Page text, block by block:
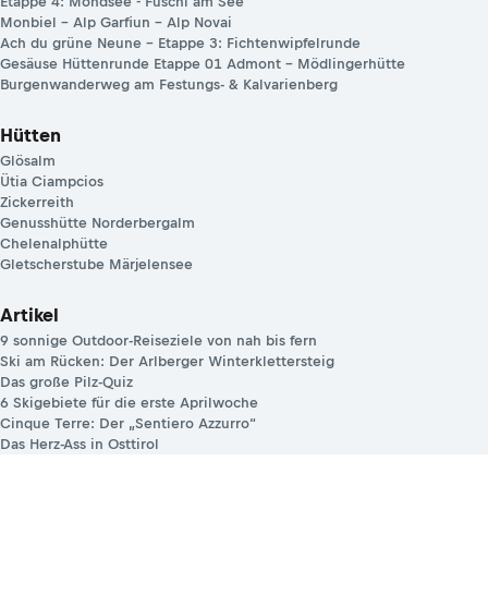
Monbiel – Alp Garfiun – Alp Novai
Ach du grüne Neune – Etappe 3: Fichtenwipfelrunde
Gesäuse Hüttenrunde Etappe 01 Admont – Mödlingerhütte
Burgenwanderweg am Festungs- & Kalvarienberg
Hütten
Glösalm
Ütia Ciampcios
Zickerreith
Genusshütte Norderbergalm
Chelenalphütte
Gletscherstube Märjelensee
Artikel
9 sonnige Outdoor-Reiseziele von nah bis fern
Ski am Rücken: Der Arlberger Winterklettersteig
Das große Pilz-Quiz
6 Skigebiete für die erste Aprilwoche
Cinque Terre: Der „Sentiero Azzurro“
Das Herz-Ass in Osttirol